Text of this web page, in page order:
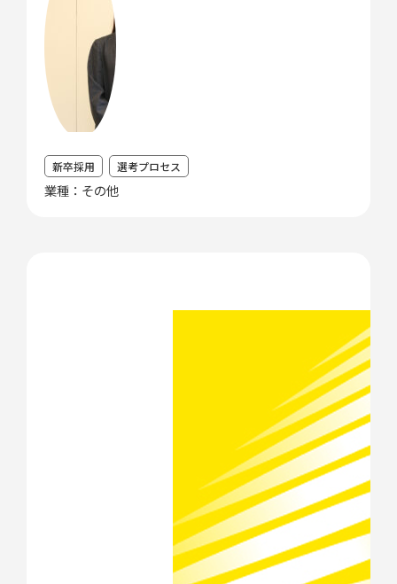
業種：その他
新卒採用 選考プロセス